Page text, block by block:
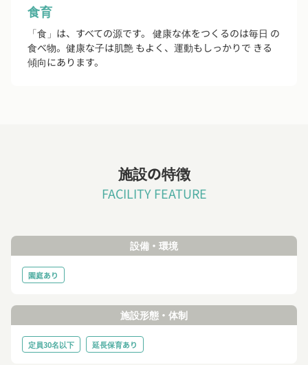
食育
「食」は、すべての源です。 健康な体をつくるのは毎日 の
食べ物。健康な子は肌艶 もよく、運動もしっかりで きる
傾向にあります。
施設の特徴
FACILITY FEATURE
設備・環境
園庭あり
施設形態・体制
定員30名以下 延長保育あり